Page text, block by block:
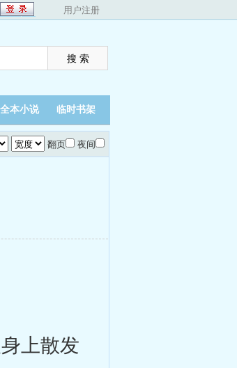
用户注册
全本小说 临时书架
翻页 夜间
上散发